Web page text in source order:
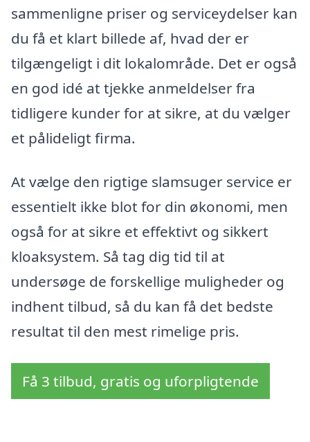
sammenligne priser og serviceydelser kan
du få et klart billede af, hvad der er
tilgængeligt i dit lokalområde. Det er også
en god idé at tjekke anmeldelser fra
tidligere kunder for at sikre, at du vælger
et pålideligt firma.
At vælge den rigtige slamsuger service er
essentielt ikke blot for din økonomi, men
også for at sikre et effektivt og sikkert
kloaksystem. Så tag dig tid til at
undersøge de forskellige muligheder og
indhent tilbud, så du kan få det bedste
resultat til den mest rimelige pris.
Få 3 tilbud, gratis og uforpligtende